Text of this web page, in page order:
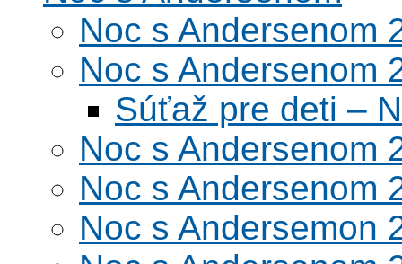
Noc s Andersenom
Noc s Andersenom
Súťaž pre deti –
Noc s Andersenom
Noc s Andersenom
Noc s Andersemon